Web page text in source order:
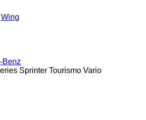
Wing
Benz
Sprinter Tourismo Vario